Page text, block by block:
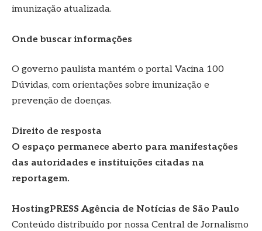
imunização atualizada.
Onde buscar informações
O governo paulista mantém o portal Vacina 100
Dúvidas, com orientações sobre imunização e
prevenção de doenças.
Direito de resposta
O espaço permanece aberto para manifestações
das autoridades e instituições citadas na
reportagem.
HostingPRESS Agência de Notícias de São Paulo
Conteúdo distribuído por nossa Central de Jornalismo